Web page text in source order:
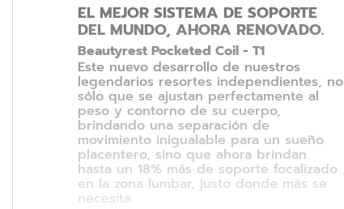
EL MEJOR SISTEMA DE SOPORTE
DEL MUNDO, AHORA RENOVADO.
Beautyrest Pocketed Coil - T1
Este nuevo desarrollo de nuestros
legendarios resortes independientes, no
sólo que se ajustan perfectamente al
peso y contorno de su cuerpo,
brindando una separación de
movimiento inigualable para un sueño
placentero, sino que ahora brindan
hasta un 18% más de soporte focalizado
en la zona lumbar, justo donde más se
necesita.